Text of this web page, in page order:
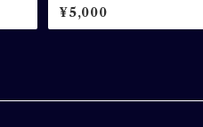
20ml 2本組セット
¥5,000